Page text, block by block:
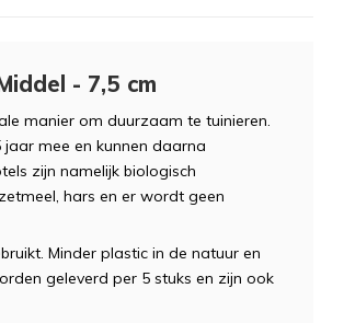
- 7,5 cm
manier om duurzaam te tuinieren.
mee en kunnen daarna
zijn namelijk biologisch
hars en er wordt geen
Minder plastic in de natuur en
geleverd per 5 stuks en zijn ook